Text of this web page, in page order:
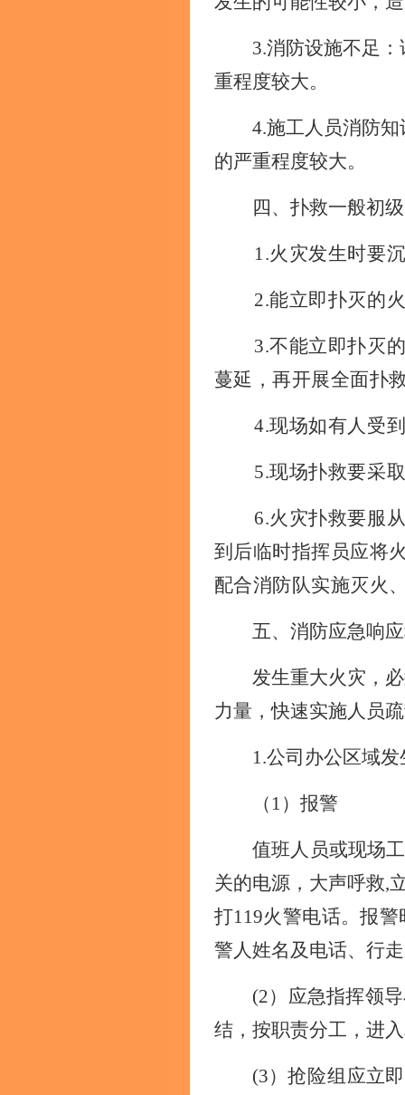
3.消防设施不足
重程度较大。
4.施工人员消防
的严重程度较大。
四、扑救一般初
1.火灾发生时要
2.能立即扑灭的
3.不能立即扑灭
蔓延，再开展全面扑
4.现场如有人受
5.现场扑救要采
6.火灾扑救要服
到后临时指挥员应将
配合消防队实施灭火
五、消防应急响
发生重大火灾，
力量，快速实施人员
1.公司办公区域
（ 1）报警
值班人员或现场
关的电源，大声呼救,
打119火警电话。报
警人姓名及电话、行
(2）应急指挥领
结，按职责分工，进
(3）抢险组应立